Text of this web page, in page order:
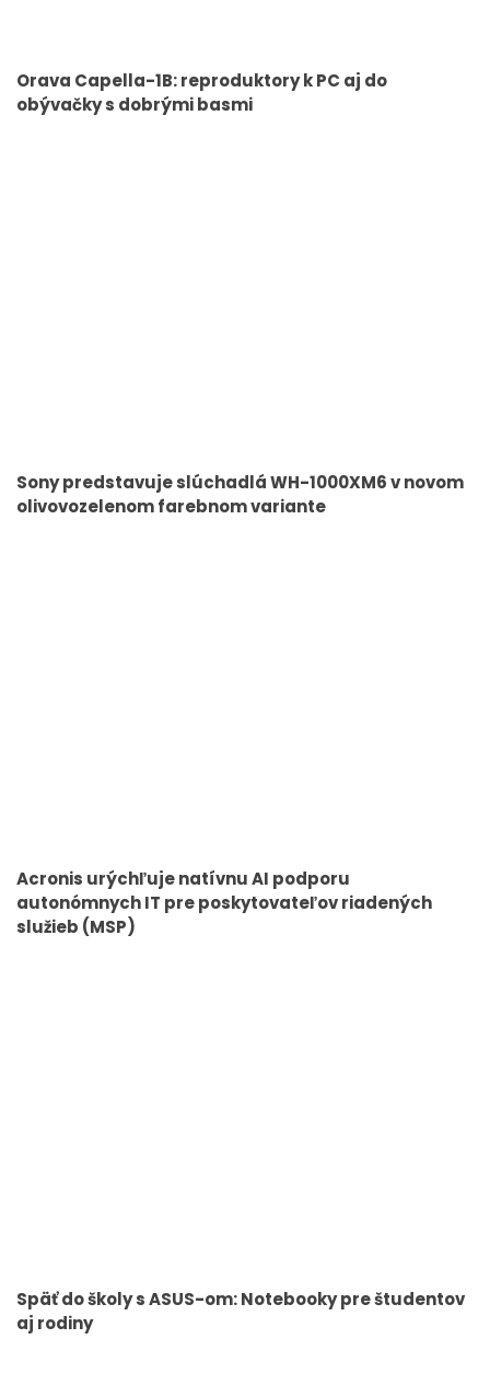
Orava Capella-1B: reproduktory k PC aj do
obývačky s dobrými basmi
Sony predstavuje slúchadlá WH-1000XM6 v novom
olivovozelenom farebnom variante
Acronis urýchľuje natívnu AI podporu
autonómnych IT pre poskytovateľov riadených
služieb (MSP)
Späť do školy s ASUS-om: Notebooky pre študentov
aj rodiny